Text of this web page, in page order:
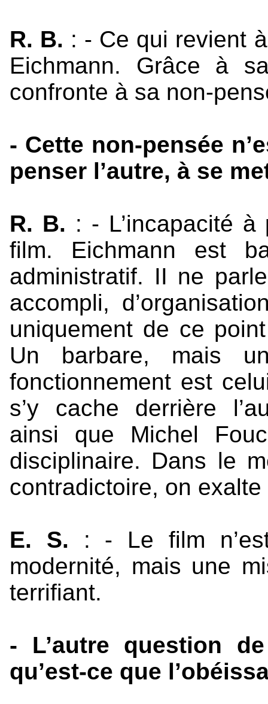
R. B. : - Ce qui revient
Eichmann. Grâce à
confronte à sa non-
- Cette non-pensée
penser l’autre, à se
R. B. : - L’incapacité
film. Eichmann est
administratif. II ne
accompli,
uniquement de ce
Un barbare, mais
fonctionnement est
s’y cache derrière
ainsi que Michel
disciplinaire. Dans le
contradictoire, on exalte
E. S. : - Le film
modernité, mais une
terrifiant.
- L’autre question
qu’est-ce que